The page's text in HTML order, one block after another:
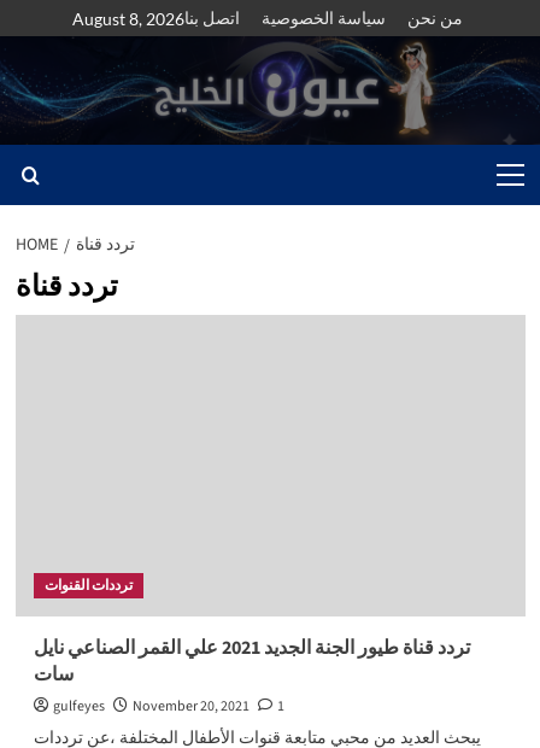
to
content
August 8, 2026اتصل بنا سياسة الخصوصية من نحن
Menu
HOME تردد قناة
تردد قناة
ترددات القنوات
تردد قناة طيور الجنة الجديد 2021 علي القمر الصناعي نايل
سات
gulfeyes November 20, 2021
1
يبحث العديد من محبي متابعة قنوات الأطفال المختلفة ،عن ترددات